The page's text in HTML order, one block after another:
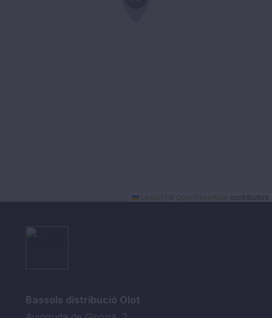
Leaflet | OpenStreetMap contributors
Bassols distribució Olot